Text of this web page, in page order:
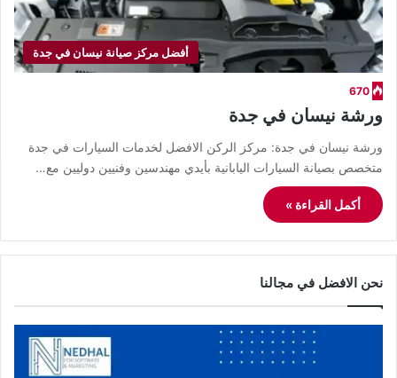
أفضل مركز صيانة نيسان في جدة
670
ورشة نيسان في جدة
ورشة نيسان في جدة: مركز الركن الافضل لخدمات السيارات في جدة
متخصص بصيانة السيارات اليابانية بأيدي مهندسين وفنيين دوليين مع…
أكمل القراءة »
نحن الافضل في مجالنا